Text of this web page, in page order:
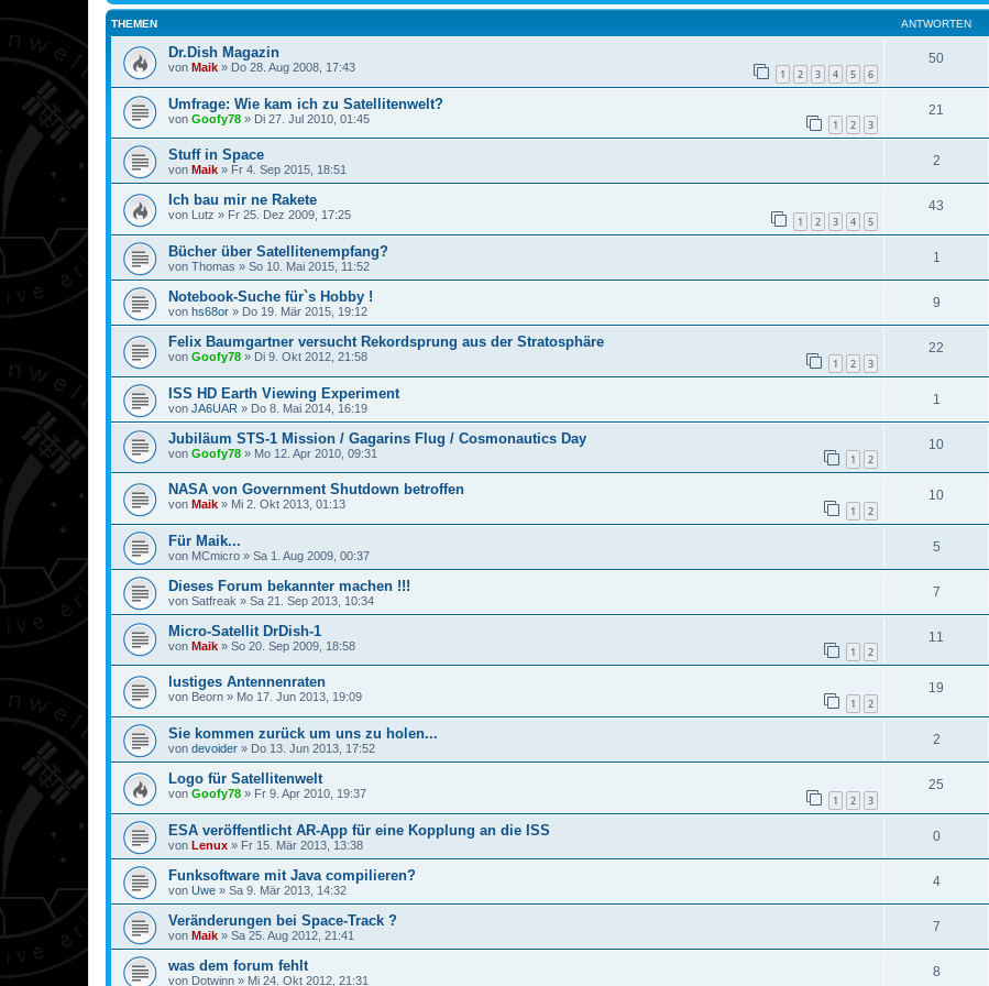
THEMEN ANTWORTEN
Dr.Dish Magazin
von Maik » Do 28. Aug 2008, 17:43 1 2 3 4 5 6
50
Umfrage: Wie kam ich zu Satellitenwelt?
von Goofy78 » Di 27. Jul 2010, 01:45 1 2 3
21
Stuff in Space
von Maik » Fr 4. Sep 2015, 18:51
2
Ich bau mir ne Rakete
von Lutz » Fr 25. Dez 2009, 17:25 1 2 3 4 5
43
Bücher über Satellitenempfang?
von Thomas » So 10. Mai 2015, 11:52
1
Notebook-Suche für`s Hobby !
von hs68or » Do 19. Mär 2015, 19:12
9
Felix Baumgartner versucht Rekordsprung aus der Stratosphäre
von Goofy78 » Di 9. Okt 2012, 21:58 1 2 3
22
ISS HD Earth Viewing Experiment
von JA6UAR » Do 8. Mai 2014, 16:19
1
Jubiläum STS-1 Mission / Gagarins Flug / Cosmonautics Day
von Goofy78 » Mo 12. Apr 2010, 09:31 1 2
10
NASA von Government Shutdown betroffen
von Maik » Mi 2. Okt 2013, 01:13 1 2
10
Für Maik...
von MCmicro » Sa 1. Aug 2009, 00:37
5
Dieses Forum bekannter machen !!!
von Satfreak » Sa 21. Sep 2013, 10:34
7
Micro-Satellit DrDish-1
von Maik » So 20. Sep 2009, 18:58 1 2
11
lustiges Antennenraten
von Beorn » Mo 17. Jun 2013, 19:09 1 2
19
Sie kommen zurück um uns zu holen...
von devoider » Do 13. Jun 2013, 17:52
2
Logo für Satellitenwelt
von Goofy78 » Fr 9. Apr 2010, 19:37 1 2 3
25
ESA veröffentlicht AR-App für eine Kopplung an die ISS
von Lenux » Fr 15. Mär 2013, 13:38
0
Funksoftware mit Java compilieren?
von Uwe » Sa 9. Mär 2013, 14:32
4
Veränderungen bei Space-Track ?
von Maik » Sa 25. Aug 2012, 21:41
7
was dem forum fehlt
von Dotwinn » Mi 24. Okt 2012, 21:31
8